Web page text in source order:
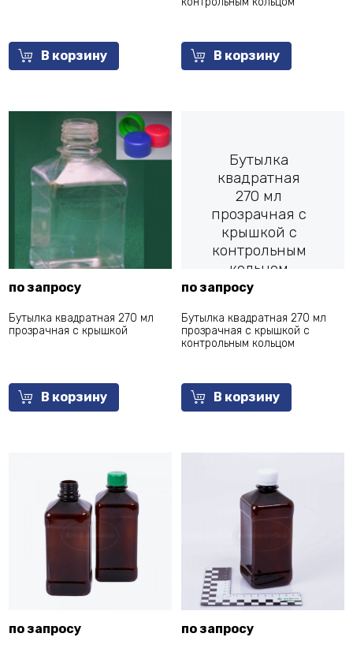
В корзину В корзину
по запросу
Бутылка квадратная 270 мл
прозрачная с крышкой
В корзину
Бутылка
квадратная
270 мл
прозрачная с
крышкой с
контрольным
кольцом
по запросу
Бутылка квадратная 270 мл
прозрачная с крышкой с
контрольным кольцом
В корзину
по запросу по запросу